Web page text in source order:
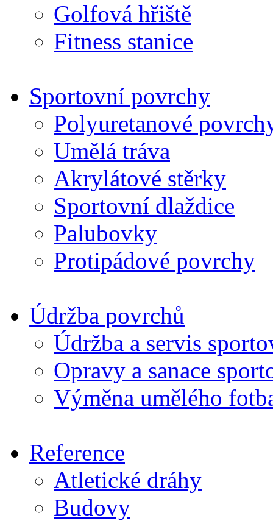
Golfová hřiště
Fitness stanice
Sportovní povrchy
Polyuretanové
Umělá tráva
Akrylátové stěrky
Sportovní dlaždice
Palubovky
Protipádové povrchy
Údržba povrchů
Údržba a servis
Opravy a sanace
Výměna umělého
Reference
Atletické dráhy
Budovy